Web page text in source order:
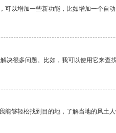
可以增加一些新功能，比如增加一个自
决很多问题。比如，我可以使用它来查
能够轻松找到目的地，了解当地的风土